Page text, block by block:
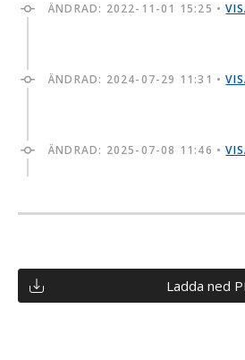
ÄNDRAD: 2022-11-01 15:25 •
ÄNDRAD: 2024-07-29 11:31 •
ÄNDRAD: 2025-07-08 11:46 •
Ladda ned